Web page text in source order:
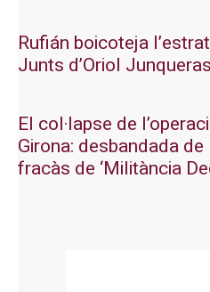
Rufián boicoteja
Junts d’Oriol Junqueras
El col·lapse de
Girona: desbandada
fracàs de ‘Militància